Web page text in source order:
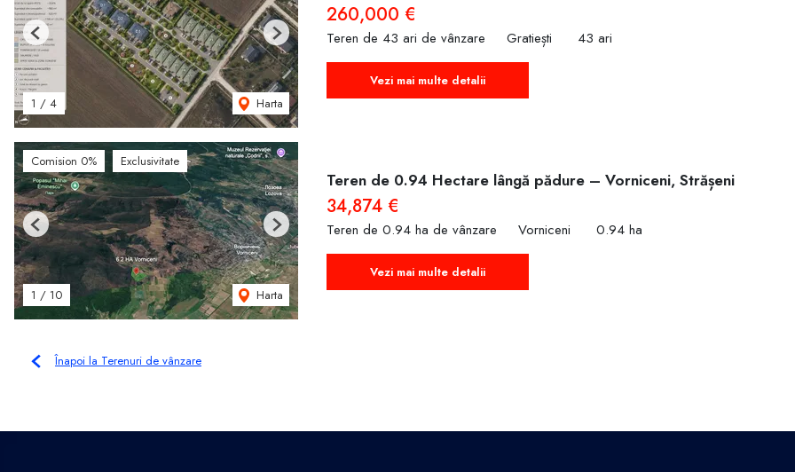
1 / 4 Harta
Previous Next
260,000 €
Teren de 43 ari de vânzare Gratiești 43 ari
Vezi mai multe detalii
Comision 0% Exclusivitate
1 / 10 Harta
Previous Next
Teren de 0.94 Hectare lângă pădure – Vorniceni, Strășeni
34,874 €
Teren de 0.94 ha de vânzare Vorniceni 0.94 ha
Vezi mai multe detalii
Înapoi la Terenuri de vânzare